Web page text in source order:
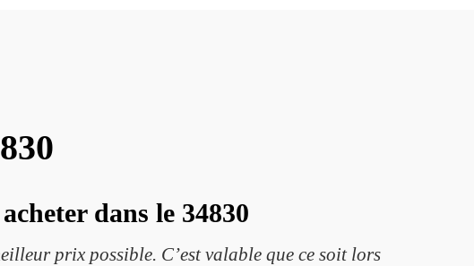
dans le 34830
prix possible. C’est valable que ce soit lors